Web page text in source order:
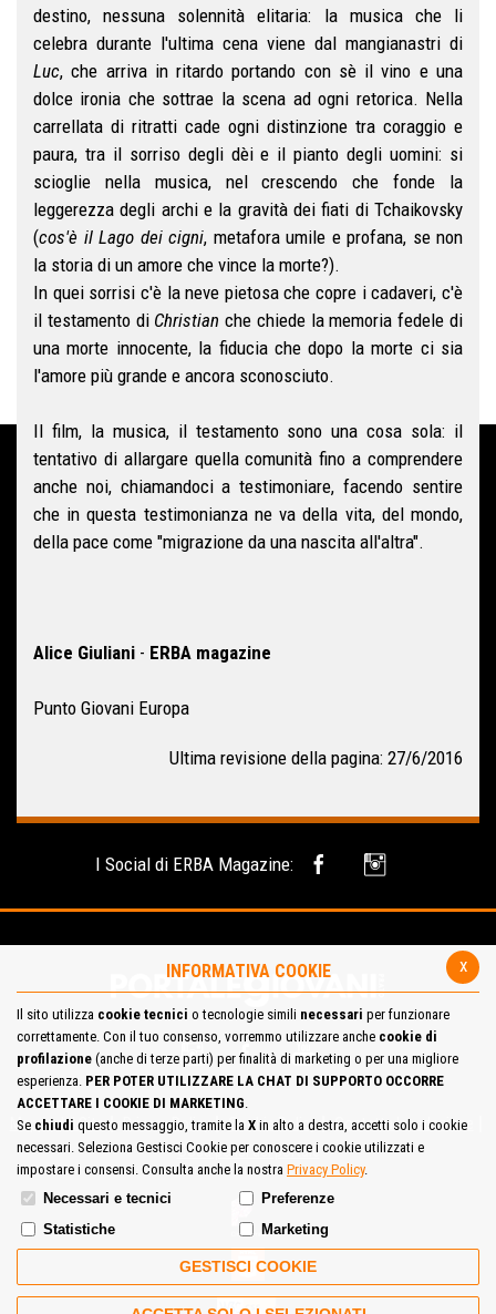
destino, nessuna solennità elitaria: la musica che li
celebra durante l'ultima cena viene dal mangianastri di
Luc, che arriva in ritardo portando con sè il vino e una
dolce ironia che sottrae la scena ad ogni retorica. Nella
carrellata di ritratti cade ogni distinzione tra coraggio e
paura, tra il sorriso degli dèi e il pianto degli uomini: si
scioglie nella musica, nel crescendo che fonde la
leggerezza degli archi e la gravità dei fiati di Tchaikovsky
(cos'è il Lago dei cigni, metafora umile e profana, se non
la storia di un amore che vince la morte?).
In quei sorrisi c'è la neve pietosa che copre i cadaveri, c'è
il testamento di Christian che chiede la memoria fedele di
una morte innocente, la fiducia che dopo la morte ci sia
l'amore più grande e ancora sconosciuto.
Il film, la musica, il testamento sono una cosa sola: il
tentativo di allargare quella comunità fino a comprendere
anche noi, chiamandoci a testimoniare, facendo sentire
che in questa testimonianza ne va della vita, del mondo,
della pace come "migrazione da una nascita all'altra".
Alice Giuliani - ERBA magazine
Punto Giovani Europa
Ultima revisione della pagina: 27/6/2016
I Social di ERBA Magazine:
Mappa del Sito Privacy Policy Cookie Policy
Contatta la redazione
Cosa pensi del portale
x
INFORMATIVA COOKIE
Il sito utilizza cookie tecnici o tecnologie simili necessari per funzionare
correttamente. Con il tuo consenso, vorremmo utilizzare anche cookie di
profilazione (anche di terze parti) per finalità di marketing o per una migliore
esperienza. PER POTER UTILIZZARE LA CHAT DI SUPPORTO OCCORRE
ACCETTARE I COOKIE DI MARKETING.
Se chiudi questo messaggio, tramite la X in alto a destra, accetti solo i cookie
necessari. Seleziona Gestisci Cookie per conoscere i cookie utilizzati e
impostare i consensi. Consulta anche la nostra Privacy Policy.
Necessari e tecnici
Preferenze
Statistiche
Marketing
GESTISCI COOKIE